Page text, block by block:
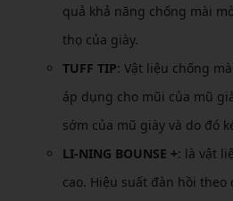
quả khả năng chống mài
thọ của giày.
TUFF TIP: Vật liệu chống
áp dụng cho mũi của mũ
sớm của mũ giày và do đó
LI-NING BOUNSE +: là vật
cao. Hiệu suất đàn hồi